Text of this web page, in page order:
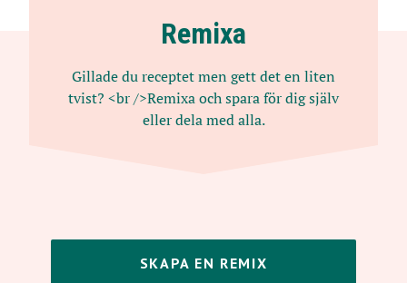
Remixa
Gillade du receptet men gett det en liten
tvist? <br />Remixa och spara för dig själv
eller dela med alla.
SKAPA EN REMIX